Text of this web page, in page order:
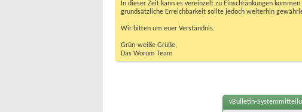
In dieser Zeit kann es vereinzelt zu Einschränkungen
grundsätzliche Erreichbarkeit sollte jedoch weiterhin
Wir bitten um euer Verständnis.
Grün-weiße Grüße,
Das Worum Team
vBulletin-